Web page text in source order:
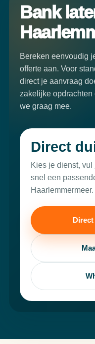
Bank
Bereken eenvoudig
offerte aan. Voor
direct je aanvraag
zakelijke opdrachten
we graag mee.
Direct
Kies je dienst,
snel een
Haarlemmermeer.